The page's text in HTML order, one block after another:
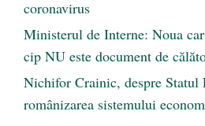
coronavirus
Ministerul de Interne: Noua
cip NU este document de
Nichifor Crainic, despre Statul
românizarea sistemului